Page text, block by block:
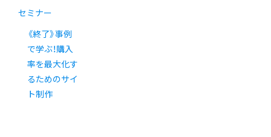
セミナー
《終了》事例
で学ぶ！購入
率を最大化す
るためのサイ
ト制作